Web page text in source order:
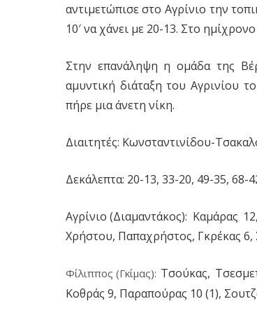
αντιμετώπισε στο Αγρίνιο την
10′ να χάνει με 20-13. Στο
Στην επανάληψη η ομάδα της
αμυντική διάταξη του Αγρινίου
πήρε μια άνετη νίκη.
Διαιτητές: Κωνσταντινίδου-
Δεκάλεπτα: 20-13, 33-20, 49-35, 68-
Αγρίνιο (Διαμαντάκος): Καμάρας
Χρήστου, Παπαχρήστος, Γκρέκας 6,
Φίλιππος (Γκίμας): Τσούκας,
Κοθράς 9, Παραπούρας 10 (1),